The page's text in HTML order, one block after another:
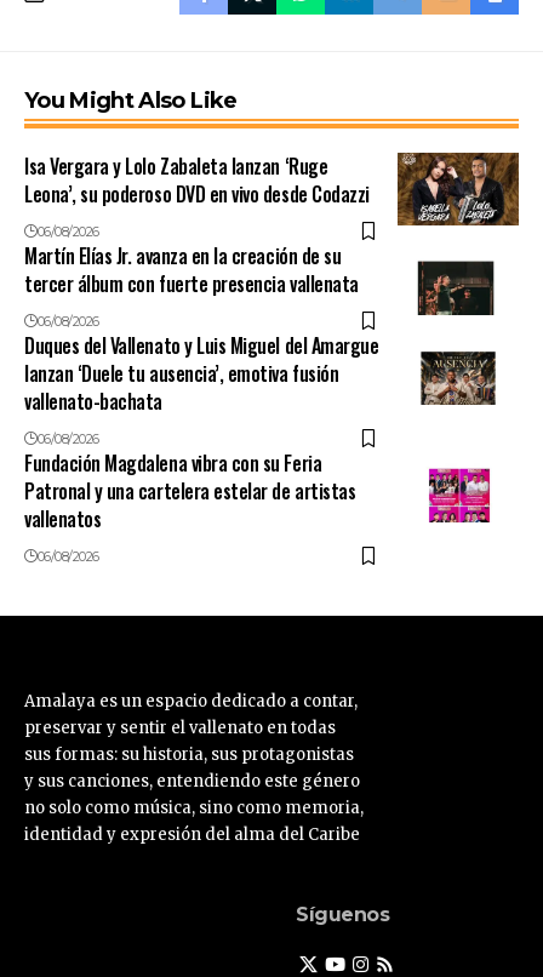
You Might Also Like
Isa Vergara y Lolo Zabaleta lanzan ‘Ruge
Leona’, su poderoso DVD en vivo desde Codazzi
06/08/2026
Martín Elías Jr. avanza en la creación de su
tercer álbum con fuerte presencia vallenata
06/08/2026
Duques del Vallenato y Luis Miguel del Amargue
lanzan ‘Duele tu ausencia’, emotiva fusión
vallenato-bachata
06/08/2026
Fundación Magdalena vibra con su Feria
Patronal y una cartelera estelar de artistas
vallenatos
06/08/2026
Amalaya es un espacio dedicado a contar,
preservar y sentir el vallenato en todas
sus formas: su historia, sus protagonistas
y sus canciones, entendiendo este género
no solo como música, sino como memoria,
identidad y expresión del alma del Caribe
Síguenos